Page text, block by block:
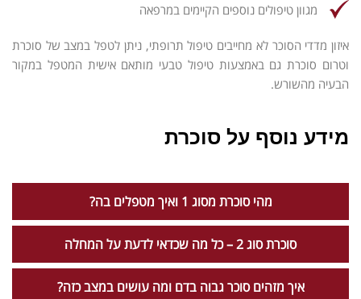
מגוון טיפולים נוספים הקיימים במרפאה
איזון מדדי הסוכר לא מחייבים טיפול תרופתי, ניתן לטפל במצב של סוכרת
וטרום סוכרת גם באמצעות טיפול טבעי מותאם אישית המטפל במקור
הבעיה מהשורש.
מידע נוסף על סוכרת
מהי סוכרת מסוג 1 ואיך מטפלים בה?
סוכרת סוג 2 – כל מה שכדאי לדעת על המחלה
איך מזהים סוכר גבוה בדם ומה עושים במצב כזה?